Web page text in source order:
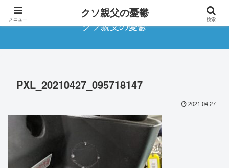
クソ親父の憂鬱
PXL_20210427_095718147
2021.04.27
メニュー クソ親父の憂鬱 検索